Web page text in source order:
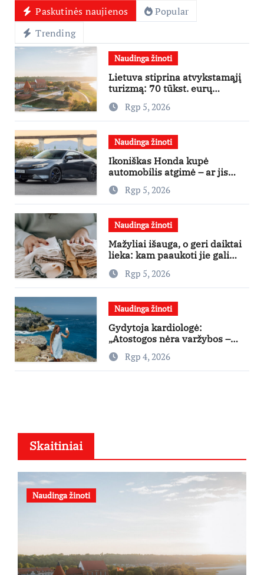
Paskutinės naujienos
Popular
Trending
Naudinga žinoti
Lietuva stiprina atvykstamąjį
turizmą: 70 tūkst. eurų
investicijų užsienio turistams
pritraukti
Rgp 5, 2026
Naudinga žinoti
Ikoniškas Honda kupė
automobilis atgimė – ar jis
pateisins pirkėjų lūkesčius?
Rgp 5, 2026
Naudinga žinoti
Mažyliai išauga, o geri daiktai
lieka: kam paaukoti jie gali
būti aukso vertės?
Rgp 5, 2026
Naudinga žinoti
Gydytoja kardiologė:
„Atostogos nėra varžybos –
nereikia stengtis per vieną
dieną pamatyti visų lankytinų
vietų“
Rgp 4, 2026
Skaitiniai
Naudinga žinoti